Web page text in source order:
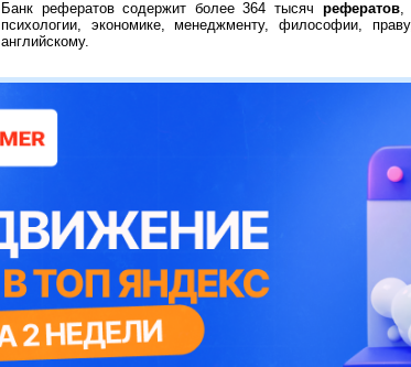
Банк рефератов содержит более 364 тысяч рефератов,
психологии, экономике, менеджменту, философии,
английскому.